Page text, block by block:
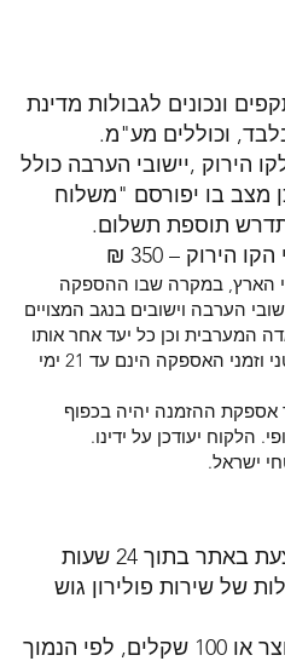
ונכונים לגבולות מדינת
וכוללים מע"מ.
הירוק ,יישובי הערבה כולל
מצב בו יפורסם "משלוח
תוספת תשלום.
הירוק – 350 ₪
הארץ, במקרה שבו ההספקה
הערבה וישובים בנגב המצויים
המערבית וכן כל יעד אחר אותו
הגדירה החברה, יקבלו מענה פרטני וזמני האספקה הינם עד 21 ימי
ההזמנה יהיה בכפוף
הלקוח יעודכן על ידינו.
ישראל.
ניתן לבטל את העסקה שביצעת באתר בתוך 24 שעות
של שירות פולירון גוש
דמי הביטול: 5% ממחיר המוצר או 100 שקלים, לפי הנמוך